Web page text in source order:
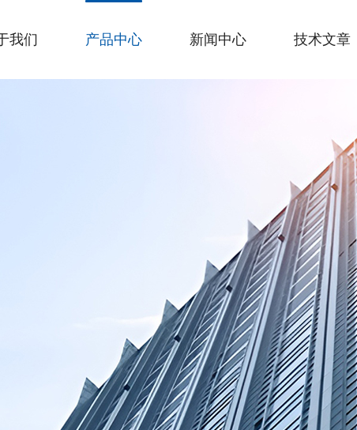
我们 产品中心 新闻中心 技术文章